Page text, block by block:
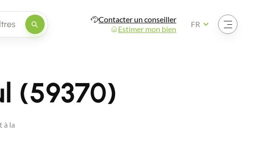
Contacter un conseiller
Estimer mon bien
Ouvrir le menu
FR
(59370)
à la